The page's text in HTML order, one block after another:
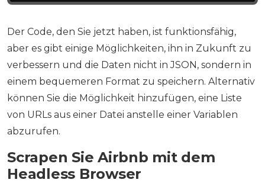
Der Code, den Sie jetzt haben, ist funktionsfähig,
aber es gibt einige Möglichkeiten, ihn in Zukunft zu
verbessern und die Daten nicht in JSON, sondern in
einem bequemeren Format zu speichern. Alternativ
können Sie die Möglichkeit hinzufügen, eine Liste
von URLs aus einer Datei anstelle einer Variablen
abzurufen.
Scrapen Sie Airbnb mit dem
Headless Browser